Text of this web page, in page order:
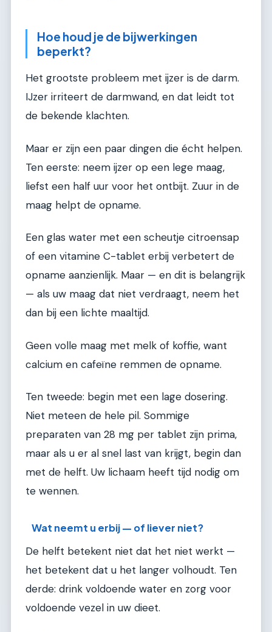
Hoe houd je de bijwerkingen
beperkt?
Het grootste probleem met ijzer is de darm.
IJzer irriteert de darmwand, en dat leidt tot
de bekende klachten.
Maar er zijn een paar dingen die écht helpen.
Ten eerste: neem ijzer op een lege maag,
liefst een half uur voor het ontbijt. Zuur in de
maag helpt de opname.
Een glas water met een scheutje citroensap
of een vitamine C-tablet erbij verbetert de
opname aanzienlijk. Maar — en dit is belangrijk
— als uw maag dat niet verdraagt, neem het
dan bij een lichte maaltijd.
Geen volle maag met melk of koffie, want
calcium en cafeïne remmen de opname.
Ten tweede: begin met een lage dosering.
Niet meteen de hele pil. Sommige
preparaten van 28 mg per tablet zijn prima,
maar als u er al snel last van krijgt, begin dan
met de helft. Uw lichaam heeft tijd nodig om
te wennen.
Wat neemt u erbij — of liever niet?
De helft betekent niet dat het niet werkt —
het betekent dat u het langer volhoudt. Ten
derde: drink voldoende water en zorg voor
voldoende vezel in uw dieet.